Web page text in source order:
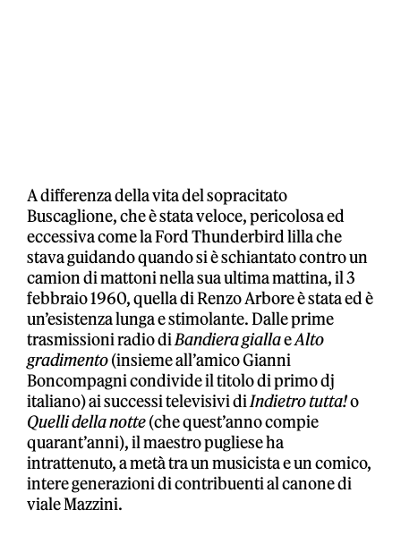
A differenza della vita del sopracitato
Buscaglione, che è stata veloce, pericolosa ed
eccessiva come la Ford Thunderbird lilla che
stava guidando quando si è schiantato contro un
camion di mattoni nella sua ultima mattina, il 3
febbraio 1960, quella di Renzo Arbore è stata ed è
un’esistenza lunga e stimolante. Dalle prime
trasmissioni radio diBandiera giallaeAlto
gradimento(insieme all’amico Gianni
Boncompagni condivide il titolo di primo dj
italiano) ai successi televisivi diIndietro tutta!o
Quelli della notte(che quest’anno compie
quarant’anni), il maestro pugliese ha
intrattenuto, a metà tra un musicista e un comico,
intere generazioni di contribuenti al canone di
viale Mazzini.